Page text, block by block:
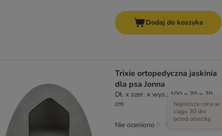
Dodaj do koszyka
Trixie ortopedyczna jaskinia
dla psa Jonna
Dł. x szer. x wys.: 100 x 70 x 70
cm
Najniższa cena w
ciągu 30 dni
przed obniżką
Nie oceniono